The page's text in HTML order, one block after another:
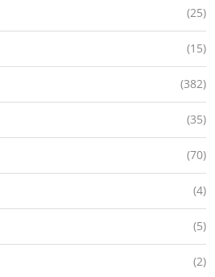
(25)
(15)
(382)
(35)
(70)
(4)
(5)
(2)